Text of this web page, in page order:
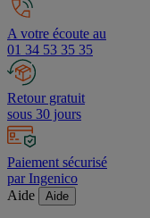
A votre écoute au
01 34 53 35 35
Retour gratuit
sous 30 jours
Paiement sécurisé
par Ingenico
Aide
Aide